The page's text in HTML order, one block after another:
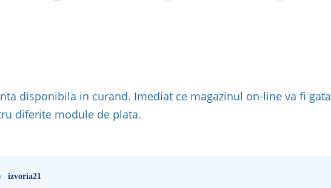
disponibila in curand. Imediat ce magazinul on-line va fi gata
diferite module de plata.
izvoria21